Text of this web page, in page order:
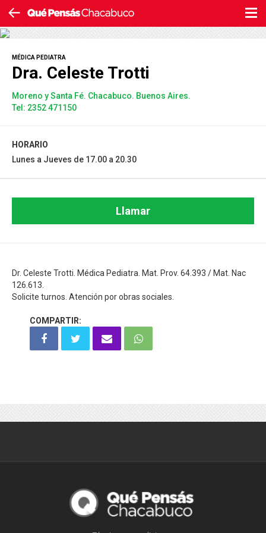
MÉDICA PEDIATRA
Dra. Celeste Trotti
Moreno y Santa Fé. Chacabuco. Buenos Aires.
Tel: 2352 471150
HORARIO
Lunes a Jueves de 17.00 a 20.30
Llamar
Dr. Celeste Trotti. Médica Pediatra. Mat. Prov. 64.393 / Mat. Nac
126.613.
Solicite turnos. Atención por obras sociales.
COMPARTIR: